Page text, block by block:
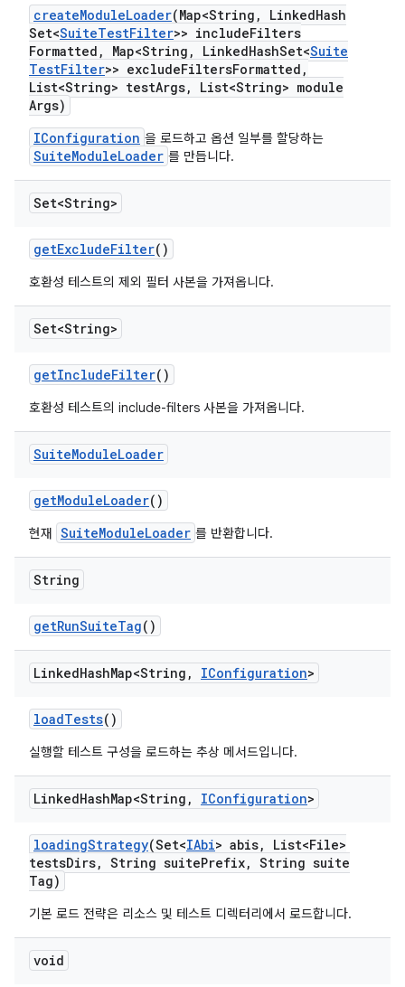
createModuleLoader(Map<String , LinkedHash
Set<SuiteTestFilter>> includeFilters
Formatted , Map<String , LinkedHashSet<Suite
TestFilter>> excludeFiltersFormatted ,
List<String> testArgs,
List<String> module
Args)
IConfiguration 을 로드하고 옵션 일부를 할당하는
SuiteModuleLoader 를 만듭니다.
Set<String>
getExcludeFilter()
호환성 테스트의 제외 필터 사본을 가져옵니다.
Set<String>
getIncludeFilter()
호환성 테스트의 include-filters 사본을 가져옵니다.
SuiteModuleLoader
getModuleLoader()
현재 SuiteModuleLoader 를 반환합니다.
String
getRunSuiteTag()
LinkedHashMap<String , IConfiguration>
loadTests()
실행할 테스트 구성을 로드하는 추상 메서드입니다.
LinkedHashMap<String , IConfiguration>
loadingStrategy(Set<IAbi> abis,
List<File>
testsDirs, String suitePrefix, String suite
Tag)
기본 로드 전략은 리소스 및 테스트 디렉터리에서 로드합니다.
void